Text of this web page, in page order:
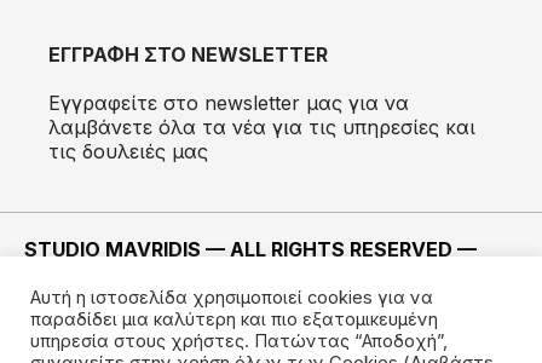
ΕΓΓΡΑΦΗ ΣΤΟ NEWSLETTER
Εγγραφείτε στο newsletter μας για να
λαμβάνετε όλα τα νέα για τις υπηρεσίες και
τις δουλειές μας
STUDIO MAVRIDIS — ALL RIGHTS RESERVED —
ΚΑΤΑΣΚΕΥΗ —IMODE
Αυτή η ιστοσελίδα χρησιμοποιεί cookies για να
παραδίδει μια καλύτερη και πιο εξατομικευμένη
υπηρεσία στους χρήστες. Πατώντας “Αποδοχή”,